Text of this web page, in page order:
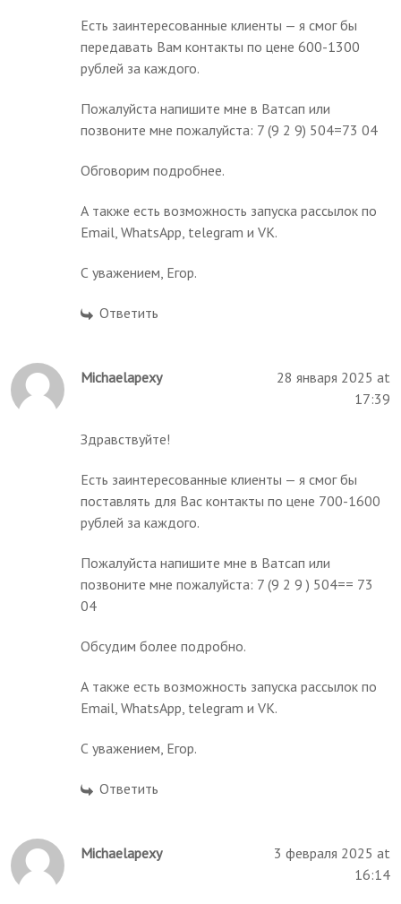
Есть заинтересованные клиенты — я смог бы
передавать Вам контакты по цене 600-1300
рублей за каждого.
Пожалуйста напишите мне в Ватсап или
позвоните мне пожалуйста: 7 (9 2 9) 504=73 04
Обговорим подробнее.
А также есть возможность запуска рассылок по
Email, WhatsApp, telegram и VK.
С уважением, Егор.
Ответить
Michaelapexy
28 января 2025 at
17:39
Здравствуйте!
Есть заинтересованные клиенты — я смог бы
поставлять для Вас контакты по цене 700-1600
рублей за каждого.
Пожалуйста напишите мне в Ватсап или
позвоните мне пожалуйста: 7 (9 2 9 ) 504== 73
04
Обсудим более подробно.
А также есть возможность запуска рассылок по
Email, WhatsApp, telegram и VK.
С уважением, Егор.
Ответить
Michaelapexy
3 февраля 2025 at
16:14